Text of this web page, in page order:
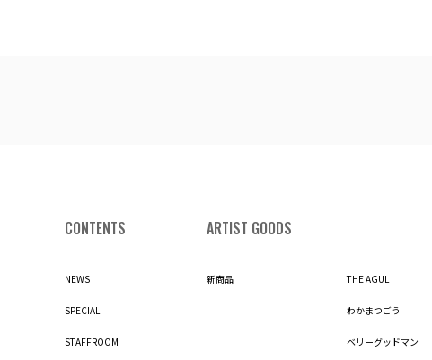
CONTENTS
NEWS
SPECIAL
STAFFROOM
ARTIST GOODS
新商品 THE AGUL
わかまつごう
ベリーグッドマン